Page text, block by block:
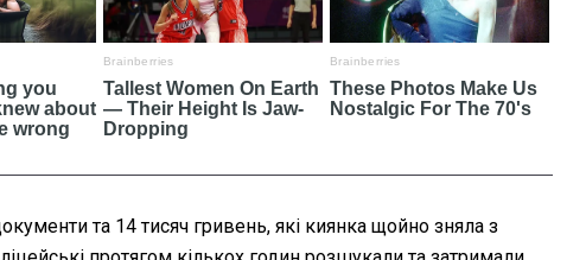
та 14 тисяч гривень, які киянка щойно зняла з